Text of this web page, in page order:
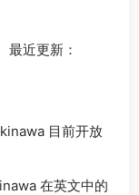
近更新：
目前开放
在英文中的